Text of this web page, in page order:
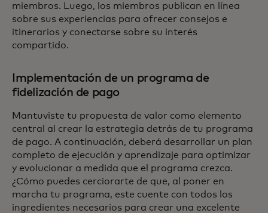
miembros. Luego, los miembros publican en línea
sobre sus experiencias para ofrecer consejos e
itinerarios y conectarse sobre su interés
compartido.
Implementación de un programa de
fidelización de pago
Mantuviste tu propuesta de valor como elemento
central al crear la estrategia detrás de tu programa
de pago. A continuación, deberá desarrollar un plan
completo de ejecución y aprendizaje para optimizar
y evolucionar a medida que el programa crezca.
¿Cómo puedes cerciorarte de que, al poner en
marcha tu programa, este cuente con todos los
ingredientes necesarios para crear una excelente